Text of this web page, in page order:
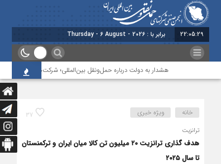
22:05:29 برابر با : Thursday - 6 August - 2026
هشدار به دولت درباره حمل‌ونقل بین‌المللی؛ شرکت‌ها زیر فشار
37 خانه ویژه خبری
ترانزیت
هدف گذاری ترانزیت ۲۰ میلیون تن کالا میان ایران و ترکمنستان
تا سال ۲۰۲۵